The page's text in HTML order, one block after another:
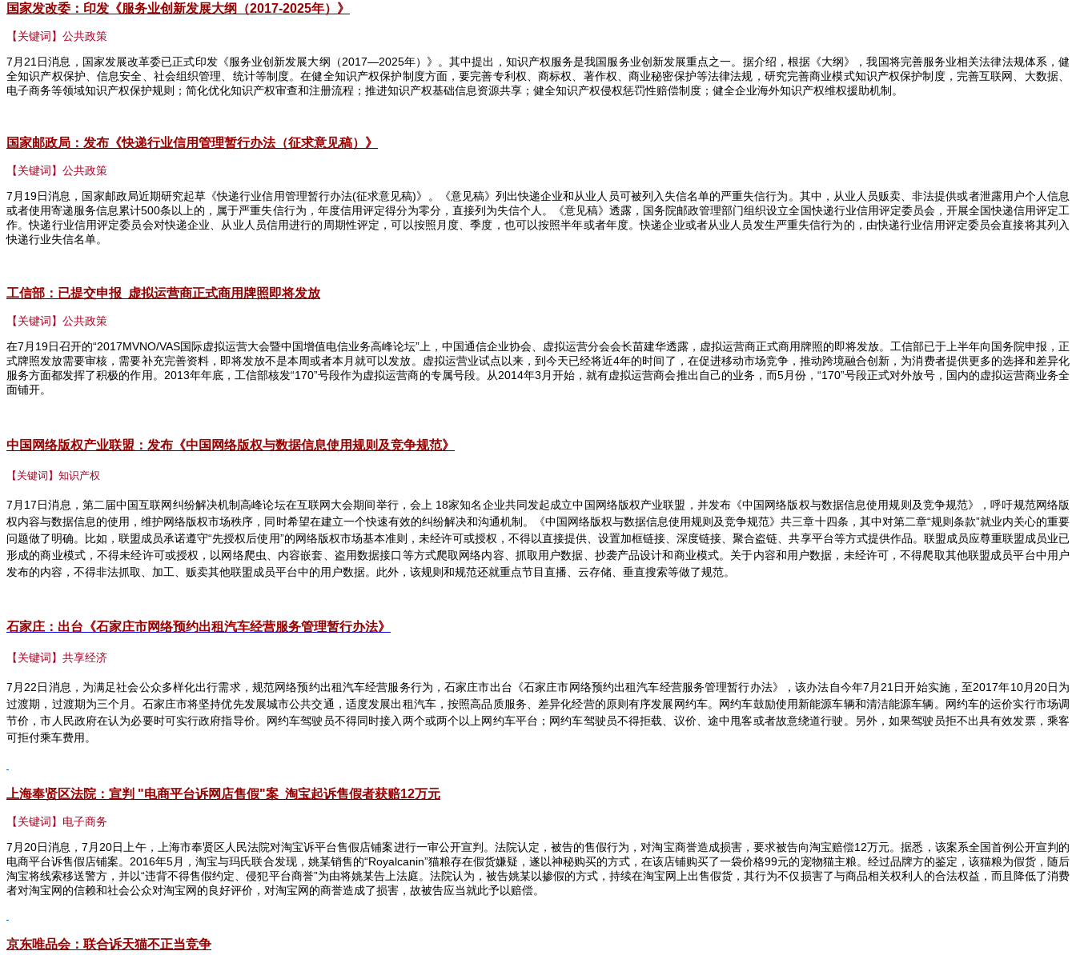
国家发改委：印发《服务业创新发展大纲（2017-2025年）》
【关键词】公共政策
7 月 21 日消息，国家发展改革委已正式印发《服务业创新发展大纲（2017—2025年）》。其中提出，知识产权服务是我国服务业创新发展重点之一。据介绍，根据《大纲》，我国将完善服务业相关法律法规体系，健
全知识产权保护、信息安全、社会组织管理、统计等制度。在健全知识产权保护制度方面，要完善专利权、商标权、著作权、商业秘密保护等法律法规，研究完善商业模式知识产权保护制度，完善互联网、大数据、
电子商务等领域知识产权保护规则；简化优化知识产权审查和注册流程；推进知识产权基础信息资源共享；健全知识产权侵权惩罚性赔偿制度；健全企业海外知识产权维权援助机制。
国家邮政局：发布《快递行业信用管理暂行办法（征求意见稿）》
【关键词】公共政策
7 月 19日消息，国家邮政局近期研究起草《快递行业信用管理暂行办法(征求意见稿)》。《意见稿》列出快递企业和从业人员可被列入失信名单的严重失信行为。其中，从业人员贩卖、非法提供或者泄露用户个人信息
或者使用寄递服务信息累计500条以上的，属于严重失信行为，年度信用评定得分为零分，直接列为失信个人。《意见稿》透露，国务院邮政管理部门组织设立全国快递行业信用评定委员会，开展全国快递信用评定工
作。快递行业信用评定委员会对快递企业、从业人员信用进行的周期性评定，可以按照月度、季度，也可以按照半年或者年度。快递企业或者从业人员发生严重失信行为的，由快递行业信用评定委员会直接将其列入
快递行业失信名单。
工信部：已提交申报 虚拟运营商正式商用牌照即将发放
【关键词】公共政策
在7 月 19日召开的“2017MVNO/VAS国际虚拟运营大会暨中国增值电信业务高峰论坛”上，中国通信企业协会、虚拟运营分会会长苗建华透露，虚拟运营商正式商用牌照的即将发放。工信部已于上半年向国务院申报，正
式牌照发放需要审核，需要补充完善资料，即将发放不是本周或者本月就可以发放。虚拟运营业试点以来，到今天已经将近4年的时间了，在促进移动市场竞争，推动跨境融合创新，为消费者提供更多的选择和差异化
服务方面都发挥了积极的作用。 2013年年底，工信部核发“170”号段作为虚拟运营商的专属号段。从2014年3 月开始，就有虚拟运营商会推出自己的业务，而5月份，“170”号段正式对外放号，国内的虚拟运营商业务全
面铺开。
中国网络版权产业联盟：发布《中国网络版权与数据信息使用规则及竞争规范》
【关键词】知识产权
7 月 17日消息，第二届中国互联网纠纷解决机制高峰论坛在互联网大会期间举行，会上 18家知名企业共同发起成立中国网络版权产业联盟，并发布《中国网络版权与数据信息使用规则及竞争规范》，呼吁规范网络版
权内容与数据信息的使用，维护网络版权市场秩序，同时希望在建立一个快速有效的纠纷解决和沟通机制。《中国网络版权与数据信息使用规则及竞争规范》共三章十四条，其中对第二章“规则条款”就业内关心的重要
问题做了明确。比如，联盟成员承诺遵守“先授权后使用”的网络版权市场基本准则，未经许可或授权，不得以直接提供、设置加框链接、深度链接、聚合盗链、共享平台等方式提供作品。联盟成员应尊重联盟成员业已
形成的商业模式，不得未经许可或授权，以网络爬虫、内容嵌套、盗用数据接口等方式爬取网络内容、抓取用户数据、抄袭产品设计和商业模式。关于内容和用户数据，未经许可，不得爬取其他联盟成员平台中用户
发布的内容，不得非法抓取、加工、贩卖其他联盟成员平台中的用户数据。此外，该规则和规范还就重点节目直播、云存储、垂直搜索等做了规范。
石家庄：出台《石家庄市网络预约出租汽车经营服务管理暂行办法》
【关键词】共享经济
7 月 22日消息，为满足社会公众多样化出行需求，规范网络预约出租汽车经营服务行为，石家庄市出台《石家庄市网络预约出租汽车经营服务管理暂行办法》，该办法自今年7 月 21 日开始实施，至2017年10月 20日为
过渡期，过渡期为三个月。石家庄市将坚持优先发展城市公共交通，适度发展出租汽车，按照高品质服务、差异化经营的原则有序发展网约车。网约车鼓励使用新能源车辆和清洁能源车辆。网约车的运价实行市场调
节价，市人民政府在认为必要时可实行政府指导价。网约车驾驶员不得同时接入两个或两个以上网约车平台；网约车驾驶员不得拒载、议价、途中甩客或者故意绕道行驶。另外，如果驾驶员拒不出具有效发票，乘客
可拒付乘车费用。
上海奉贤区法院：宣判 "电商平台诉网店售假"案 淘宝起诉售假者获赔12万元
【关键词】电子商务
7 月 20日消息，7 月 20日上午，上海市奉贤区人民法院对淘宝诉平台售假店铺案进行一审公开宣判。法院认定，被告的售假行为，对淘宝商誉造成损害，要求被告向淘宝赔偿12万元。据悉，该案系全国首例公开宣判的
电商平台诉售假店铺案。 2016年5月，淘宝与玛氏联合发现，姚某销售的“Royalcanin”猫粮存在假货嫌疑，遂以神秘购买的方式，在该店铺购买了一袋价格99元的宠物猫主粮。经过品牌方的鉴定，该猫粮为假货，随后
淘宝将线索移送警方，并以“违背不得售假约定、侵犯平台商誉”为由将姚某告上法庭。法院认为，被告姚某以掺假的方式，持续在淘宝网上出售假货，其行为不仅损害了与商品相关权利人的合法权益，而且降低了消费
者对淘宝网的信赖和社会公众对淘宝网的良好评价，对淘宝网的商誉造成了损害，故被告应当就此予以赔偿。
京东唯品会：联合诉天猫不正当竞争